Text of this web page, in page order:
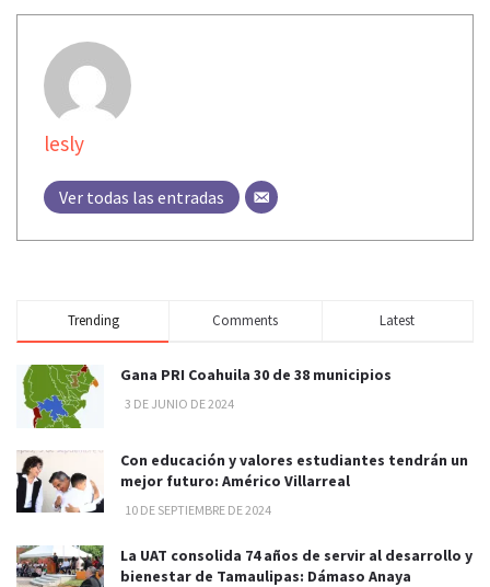
lesly
Ver todas las entradas
Trending Comments Latest
Gana PRI Coahuila 30 de 38 municipios
3 DE JUNIO DE 2024
Con educación y valores estudiantes tendrán un
mejor futuro: Américo Villarreal
10 DE SEPTIEMBRE DE 2024
La UAT consolida 74 años de servir al desarrollo y
bienestar de Tamaulipas: Dámaso Anaya